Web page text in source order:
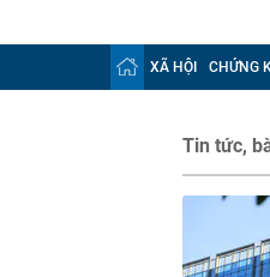
XÃ HỘI CHỨNG
Tin tức,